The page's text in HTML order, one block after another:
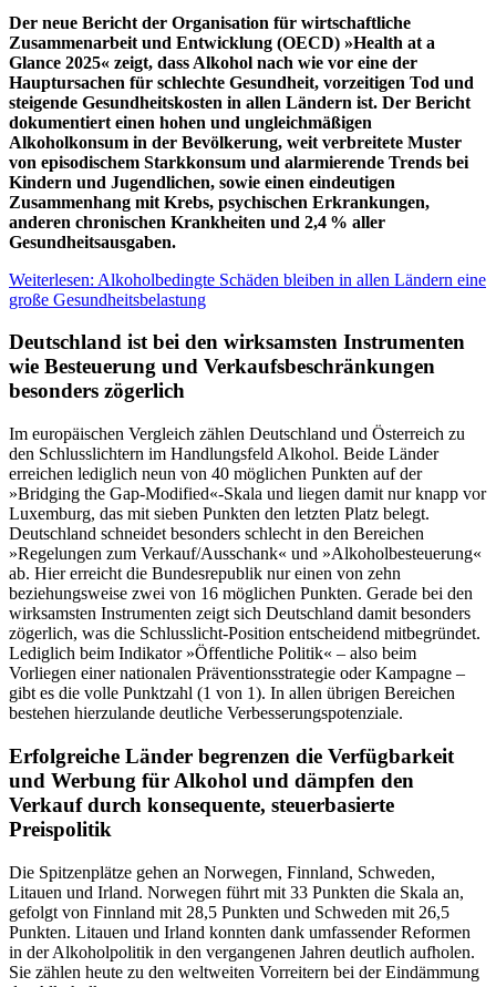
Der neue Bericht der Organisation für wirtschaftliche
Zusammenarbeit und Entwicklung (OECD) »Health at a
Glance 2025« zeigt, dass Alkohol nach wie vor eine der
Hauptursachen für schlechte Gesundheit, vorzeitigen Tod und
steigende Gesundheitskosten in allen Ländern ist. Der Bericht
dokumentiert einen hohen und ungleichmäßigen
Alkoholkonsum in der Bevölkerung, weit verbreitete Muster
von episodischem Starkkonsum und alarmierende Trends bei
Kindern und Jugendlichen, sowie einen eindeutigen
Zusammenhang mit Krebs, psychischen Erkrankungen,
anderen chronischen Krankheiten und 2,4 % aller
Gesundheitsausgaben.
Weiterlesen: Alkoholbedingte Schäden bleiben in allen Ländern eine
große Gesundheitsbelastung
Deutschland ist bei den wirksamsten Instrumenten
wie Besteuerung und Verkaufsbeschränkungen
besonders zögerlich
Im europäischen Vergleich zählen Deutschland und Österreich zu
den Schlusslichtern im Handlungsfeld Alkohol. Beide Länder
erreichen lediglich neun von 40 möglichen Punkten auf der
»Bridging the Gap-Modified«-Skala und liegen damit nur knapp vor
Luxemburg, das mit sieben Punkten den letzten Platz belegt.
Deutschland schneidet besonders schlecht in den Bereichen
»Regelungen zum Verkauf/Ausschank« und »Alkoholbesteuerung«
ab. Hier erreicht die Bundesrepublik nur einen von zehn
beziehungsweise zwei von 16 möglichen Punkten. Gerade bei den
wirksamsten Instrumenten zeigt sich Deutschland damit besonders
zögerlich, was die Schlusslicht-Position entscheidend mitbegründet.
Lediglich beim Indikator »Öffentliche Politik« – also beim
Vorliegen einer nationalen Präventionsstrategie oder Kampagne –
gibt es die volle Punktzahl (1 von 1). In allen übrigen Bereichen
bestehen hierzulande deutliche Verbesserungspotenziale.
Erfolgreiche Länder begrenzen die Verfügbarkeit
und Werbung für Alkohol und dämpfen den
Verkauf durch konsequente, steuerbasierte
Preispolitik
Die Spitzenplätze gehen an Norwegen, Finnland, Schweden,
Litauen und Irland. Norwegen führt mit 33 Punkten die Skala an,
gefolgt von Finnland mit 28,5 Punkten und Schweden mit 26,5
Punkten. Litauen und Irland konnten dank umfassender Reformen
in der Alkoholpolitik in den vergangenen Jahren deutlich aufholen.
Sie zählen heute zu den weltweiten Vorreitern bei der Eindämmung